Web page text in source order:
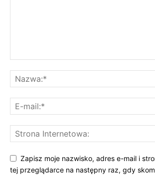
Zapisz moje nazwisko, adres e-mail i
tej przeglądarce na następny raz, gdy